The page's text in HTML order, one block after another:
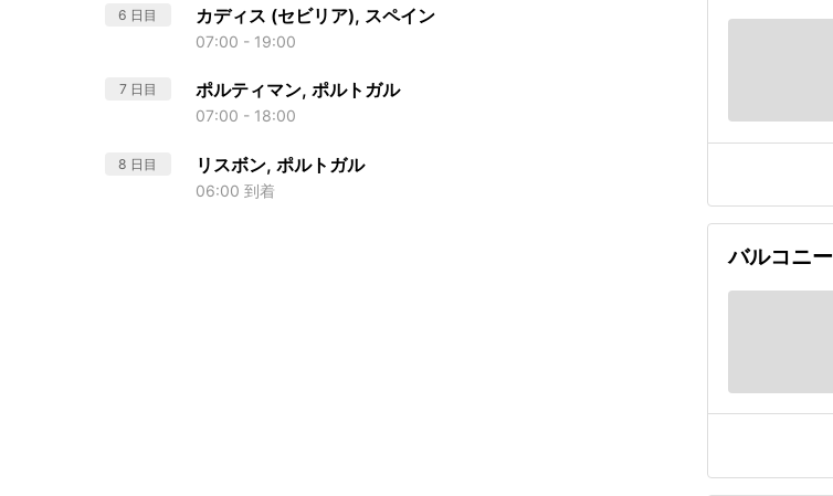
6 日目 カディス (セビリア), スペイン
07:00 - 19:00
7 日目 ポルティマン, ポルトガル
07:00 - 18:00
8 日目 リスボン, ポルトガル
06:00 到着
バルコニー